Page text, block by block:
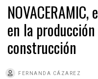
en la
construcción
FERNANDA CÁZAREZ